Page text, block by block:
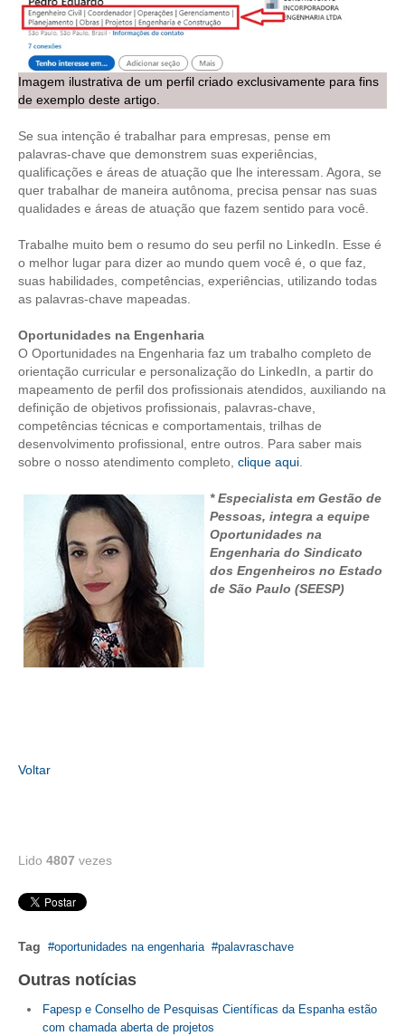
PUBLICIDADE
MANUAL DE REDAÇÃO
CONTATO
CADASTRO
ATUALIZAÇÃO CADASTRAL
NÚCLEO JOVEM
Imagem ilustrativa de um perfil criado exclusivamente para fins
de exemplo deste artigo.
Se sua intenção é trabalhar para empresas, pense em
palavras-chave que demonstrem suas experiências,
qualificações e áreas de atuação que lhe interessam. Agora, se
quer trabalhar de maneira autônoma, precisa pensar nas suas
qualidades e áreas de atuação que fazem sentido para você.
Trabalhe muito bem o resumo do seu perfil no LinkedIn. Esse é
o melhor lugar para dizer ao mundo quem você é, o que faz,
suas habilidades, competências, experiências, utilizando todas
as palavras-chave mapeadas.
Oportunidades na Engenharia
O Oportunidades na Engenharia faz um trabalho completo de
orientação curricular e personalização do LinkedIn, a partir do
mapeamento de perfil dos profissionais atendidos, auxiliando na
definição de objetivos profissionais, palavras-chave,
competências técnicas e comportamentais, trilhas de
desenvolvimento profissional, entre outros. Para saber mais
sobre o nosso atendimento completo, clique aqui.
* Especialista em Gestão de
Pessoas, integra a equipe
Oportunidades na
Engenharia do Sindicato
dos Engenheiros no Estado
de São Paulo (SEESP)
Voltar
Lido 4807 vezes
Tag oportunidades na engenharia palavraschave
Outras notícias
Fapesp e Conselho de Pesquisas Científicas da Espanha estão
com chamada aberta de projetos